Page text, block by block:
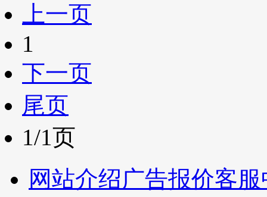
上一页
1
下一页
尾页
1/1页
网站介绍广告报价客